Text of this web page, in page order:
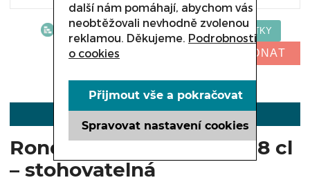
NELZE OBJEDNAT
Rondo miska na saláty 118 cl
– stohovatelná
další nám pomáhají, abychom vás
neobtěžovali nevhodně zvolenou
reklamou. Děkujeme. Podrobnosti
o cookies
Spravovat nastavení cookies
Přijmout vše a pokračovat